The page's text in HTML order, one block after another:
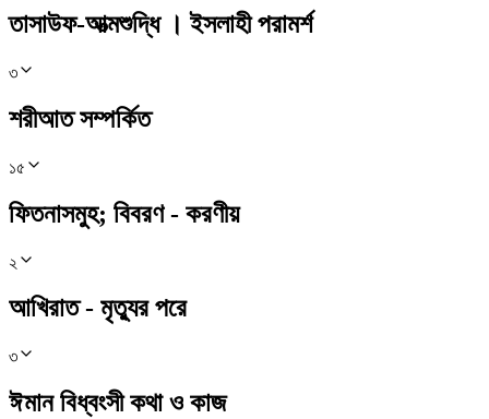
তাসাউফ-আত্মশুদ্ধি । ইসলাহী পরামর্শ
৩
শরীআত সম্পর্কিত
১৫
ফিতনাসমুহ; বিবরণ - করণীয়
২
আখিরাত - মৃত্যুর পরে
৩
ঈমান বিধ্বংসী কথা ও কাজ